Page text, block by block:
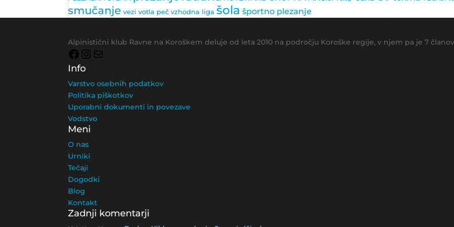
smučanje vezi votla peč vzhodna liga šola športno plezanje
Alpinistični klub Ravne na Koroškem deluje od leta 2010 na področju Koroške regije, v njem pa je 7
Facebook
Instagram
Info
Varstvo osebnih podatkov
Politika piškotkov
Uporabni dokumenti in povezave
Vodstvo
Meni
O nas
Urniki
Tečaji
Dogodki
Blog
Kontakt
Zadnji komentarji